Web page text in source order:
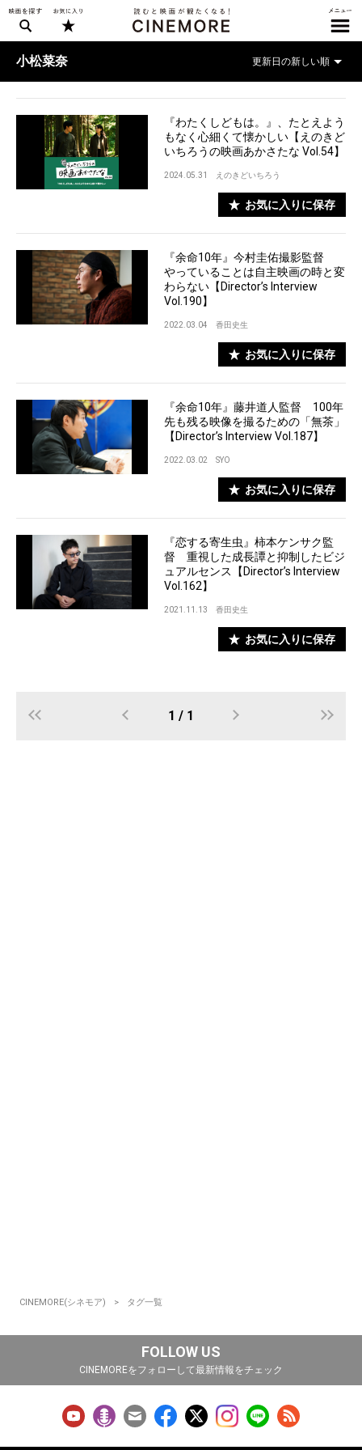
小松菜奈
『わたくしどもは。』、たとえよう
もなく心細くて懐かしい【えのきど
いちろうの映画あかさたな Vol.54】
2024.05.31 えのきどいちろう
お気に入りに保存
『余命10年』今村圭佑撮影監督
やっていることは自主映画の時と変
わらない【Director’s Interview
Vol.190】
2022.03.04 香田史生
お気に入りに保存
『余命10年』藤井道人監督 100年
先も残る映像を撮るための「無茶」
【Director’s Interview Vol.187】
2022.03.02 SYO
お気に入りに保存
『恋する寄生虫』柿本ケンサク監
督 重視した成長譚と抑制したビジ
ュアルセンス【Director’s Interview
Vol.162】
2021.11.13 香田史生
お気に入りに保存
1 / 1
CINEMORE(シネモア) タグ一覧
FOLLOW US
CINEMOREをフォローして最新情報をチェック